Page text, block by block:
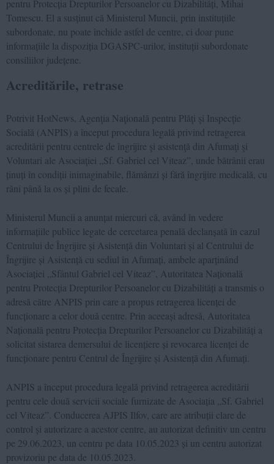
pentru Protecția Drepturilor Persoanelor cu Dizabilități, Mihai
Tomescu. El a susținut că Ministerul Muncii, prin instituțiile
subordonate, nu poate închide astfel de centre, ci doar pune
informațiile la dispoziția DGASPC-urilor, instituții subordonate
consiliilor județene.
Acreditările, retrase
Potrivit HotNews, Agenţia Naţională pentru Plăţi şi Inspecţie
Socială (ANPIS) a început procedura legală privind retragerea
acreditării pentru centrele de îngrijire şi asistenţă din Afumaţi şi
Voluntari ale Asociaţiei „Sf. Gabriel cel Viteaz”, unde bătrânii erau
ținuți în condiții inimaginabile, flămânzi și fără îngrijire medicală, cu
răni până la os și plini de fecale.
Ministerul Muncii a anunțat miercuri că, având în vedere
informațiile publice legate de cercetarea penală declanșată în cazul
Centrului de Îngrijire și Asistență din Voluntari și al Centrului de
Îngrijire și Asistență cu sediul în Afumați, ambele aparținând
Asociației „Sfântul Gabriel cel Viteaz”, Autoritatea Națională
pentru Protecția Drepturilor Persoanelor cu Dizabilități a transmis o
adresă către ANPIS prin care a propus retragerea licenței de
funcționare a celor două centre. Prin aceeași adresă, Autoritatea
Națională pentru Protecția Drepturilor Persoanelor cu Dizabilități a
solicitat sistarea demersului de licențiere și revocarea licenței de
funcționare pentru Centrul de Îngrijire și Asistență din Afumați.
ANPIS a început procedura legală privind retragerea acreditării
pentru cele două servicii sociale furnizate de Asociația „Sf. Gabriel
cel Viteaz”. Conducerea AJPIS Ilfov, care are atribuții clare de
control și autorizare a acestor centre, au autorizat definitiv un centru
pe 29.06.2023, un centru pe data 10.05.2023 și un centru autorizat
provizoriu pe data de 10.05.2023.